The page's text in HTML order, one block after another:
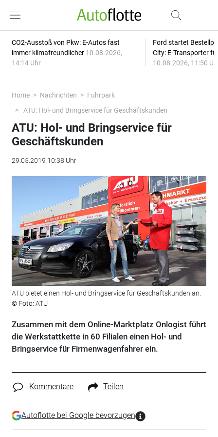
CO2-Ausstoß von Pkw: E-Autos fast
immer klimafreundlicher 10.08.2026,
14:14 Uhr
Ford startet
City: E-Transporter
10.08.2026, 11:50
Home Nachrichten
Fuhrpark
ATU: Hol- und Bringservice für Geschäftskunden
ATU: Hol- und Bringservice für
Geschäftskunden
29.05.2019 10:38 Uhr
ATU bietet einen Hol- und Bringservice für Geschäftskunden an.
© Foto: ATU
Zusammen mit dem Online-Marktplatz Onlogist führt
die Werkstattkette in 60 Filialen einen Hol- und
Bringservice für Firmenwagenfahrer ein.
Kommentare Teilen
Autoflotte bei Google bevorzugen